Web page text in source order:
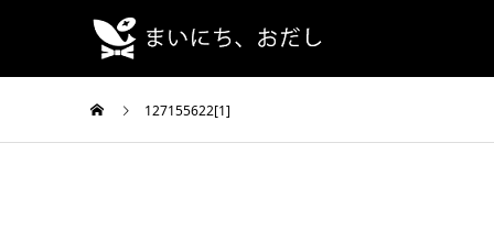
127155622[1]